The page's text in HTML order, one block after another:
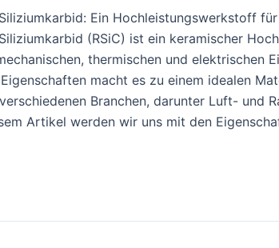
Ein Hochleistungswerkstoff
(RSiC) ist ein keramischer
thermischen und elektrischen
macht es zu einem idealen
Branchen, darunter Luft- und
Artikel werden wir uns mit den